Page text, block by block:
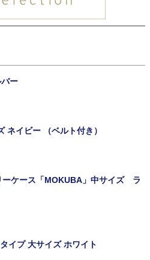
ー
ネイビー （ベルト付き）
ーケース「MOKUBA」中サイズ ラ
イプ 大サイズ ホワイト